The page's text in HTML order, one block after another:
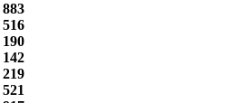
883
516
190
142
219
521